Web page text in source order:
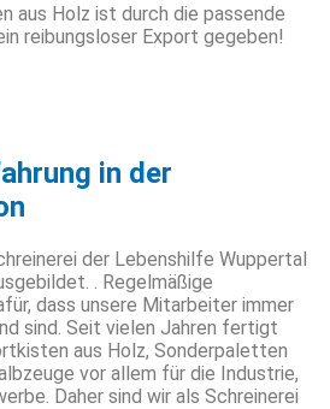
aus Holz ist durch die passende
reibungsloser Export gegeben!
in der
der Lebenshilfe Wuppertal
. Regelmäßige
dass unsere Mitarbeiter immer
sind. Seit vielen Jahren fertigt
aus Holz, Sonderpaletten
vor allem für die Industrie,
Daher sind wir als Schreinerei